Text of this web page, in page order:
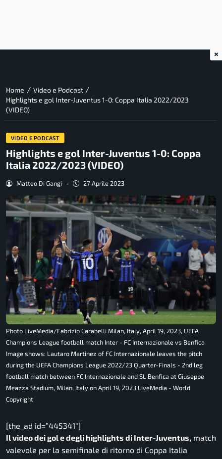
Home / Video e Podcast /
Highlights e gol Inter-Juventus 1-0: Coppa Italia 2022/2023
(VIDEO)
VIDEO E PODCAST
Highlights e gol Inter-Juventus 1-0: Coppa
Italia 2022/2023 (VIDEO)
Matteo Di Gangi - 27 Aprile 2023
Photo LiveMedia/Fabrizio Carabelli Milan, Italy, April 19, 2023, UEFA
Champions League football match Inter - FC Internazionale vs Benfica
Image shows: Lautaro Martinez of FC Internazionale leaves the pitch
during the UEFA Champions League 2022/23 Quarter-Finals - 2nd leg
football match between FC Internazionale and SL Benfica at Giuseppe
Meazza Stadium, Milan, Italy on April 19, 2023 LiveMedia - World
Copyright
[the_ad id=”445341″]
Il video dei gol e degli highlights di Inter-Juventus, match
valevole per la semifinale di ritorno di Coppa Italia
×